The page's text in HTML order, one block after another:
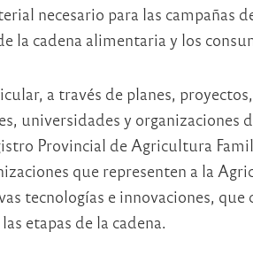
necesario para las campañas
la cadena alimentaria y los
a través de planes,
universidades y organizaciones
Provincial de Agricultura
que representen a la
tecnologías e innovaciones,
etapas de la cadena.